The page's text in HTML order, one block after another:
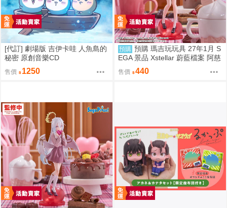
[代訂] 劇場版 吉伊卡哇 人魚島的
秘密 原創音樂CD
售價 1250
預購 預購 瑪吉玩玩具 27年1月 S
EGA 景品 Xstellar 蔚藍檔案 阿慈
谷日富美 ～Happy Valentine!!～
售價 440